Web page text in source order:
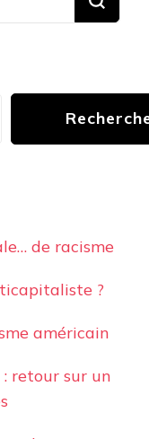
de racisme
?
américain
retour sur un